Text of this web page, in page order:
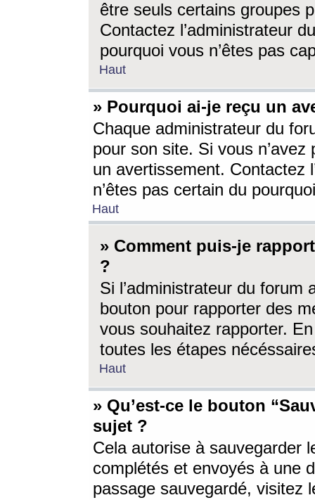
être seuls certains groupes
Contactez l’administrateur
pourquoi vous n’êtes pas
Haut
» Pourquoi ai-je reçu un
Chaque administrateur du
pour son site. Si vous
un avertissement. Contactez
n’êtes pas certain du
Haut
» Comment puis-je
?
Si l’administrateur du forum
bouton pour rapporter des
vous souhaitez rapporter.
toutes les étapes
Haut
» Qu’est-ce le bouton
sujet ?
Cela autorise à sauvegarder
complétés et envoyés à une
passage sauvegardé, visitez